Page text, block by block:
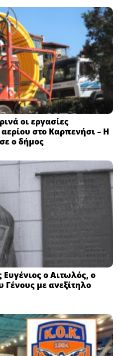
οι εργασίες
στο Καρπενήσι – Η
ο δήμος
Ευγένιος ο Αιτωλός, ο
Γένους με ανεξίτηλο